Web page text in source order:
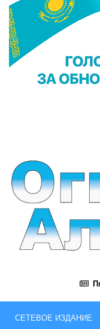
СЕТЕВОЕ ИЗДАНИЕ